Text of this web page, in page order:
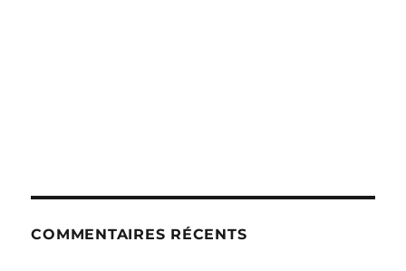
COMMENTAIRES RÉCENTS